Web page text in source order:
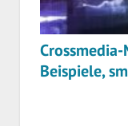
Beispiele,